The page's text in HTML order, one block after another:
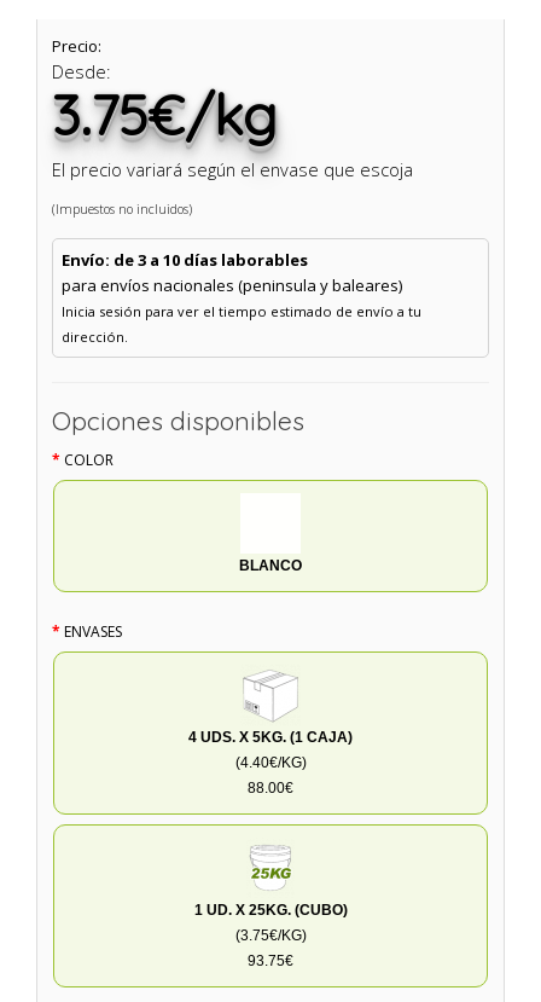
Precio:
Desde:
3.75€/kg
El precio variará según el envase que escoja
(Impuestos no incluidos)
Envío: de 3 a 10 días laborables
para envíos nacionales (peninsula y baleares)
Inicia sesión para ver el tiempo estimado de envío a tu
dirección.
Opciones disponibles
COLOR
BLANCO
ENVASES
4 UDS. X 5KG. (1 CAJA)
(4.40€/KG)
88.00€
1 UD. X 25KG. (CUBO)
(3.75€/KG)
93.75€